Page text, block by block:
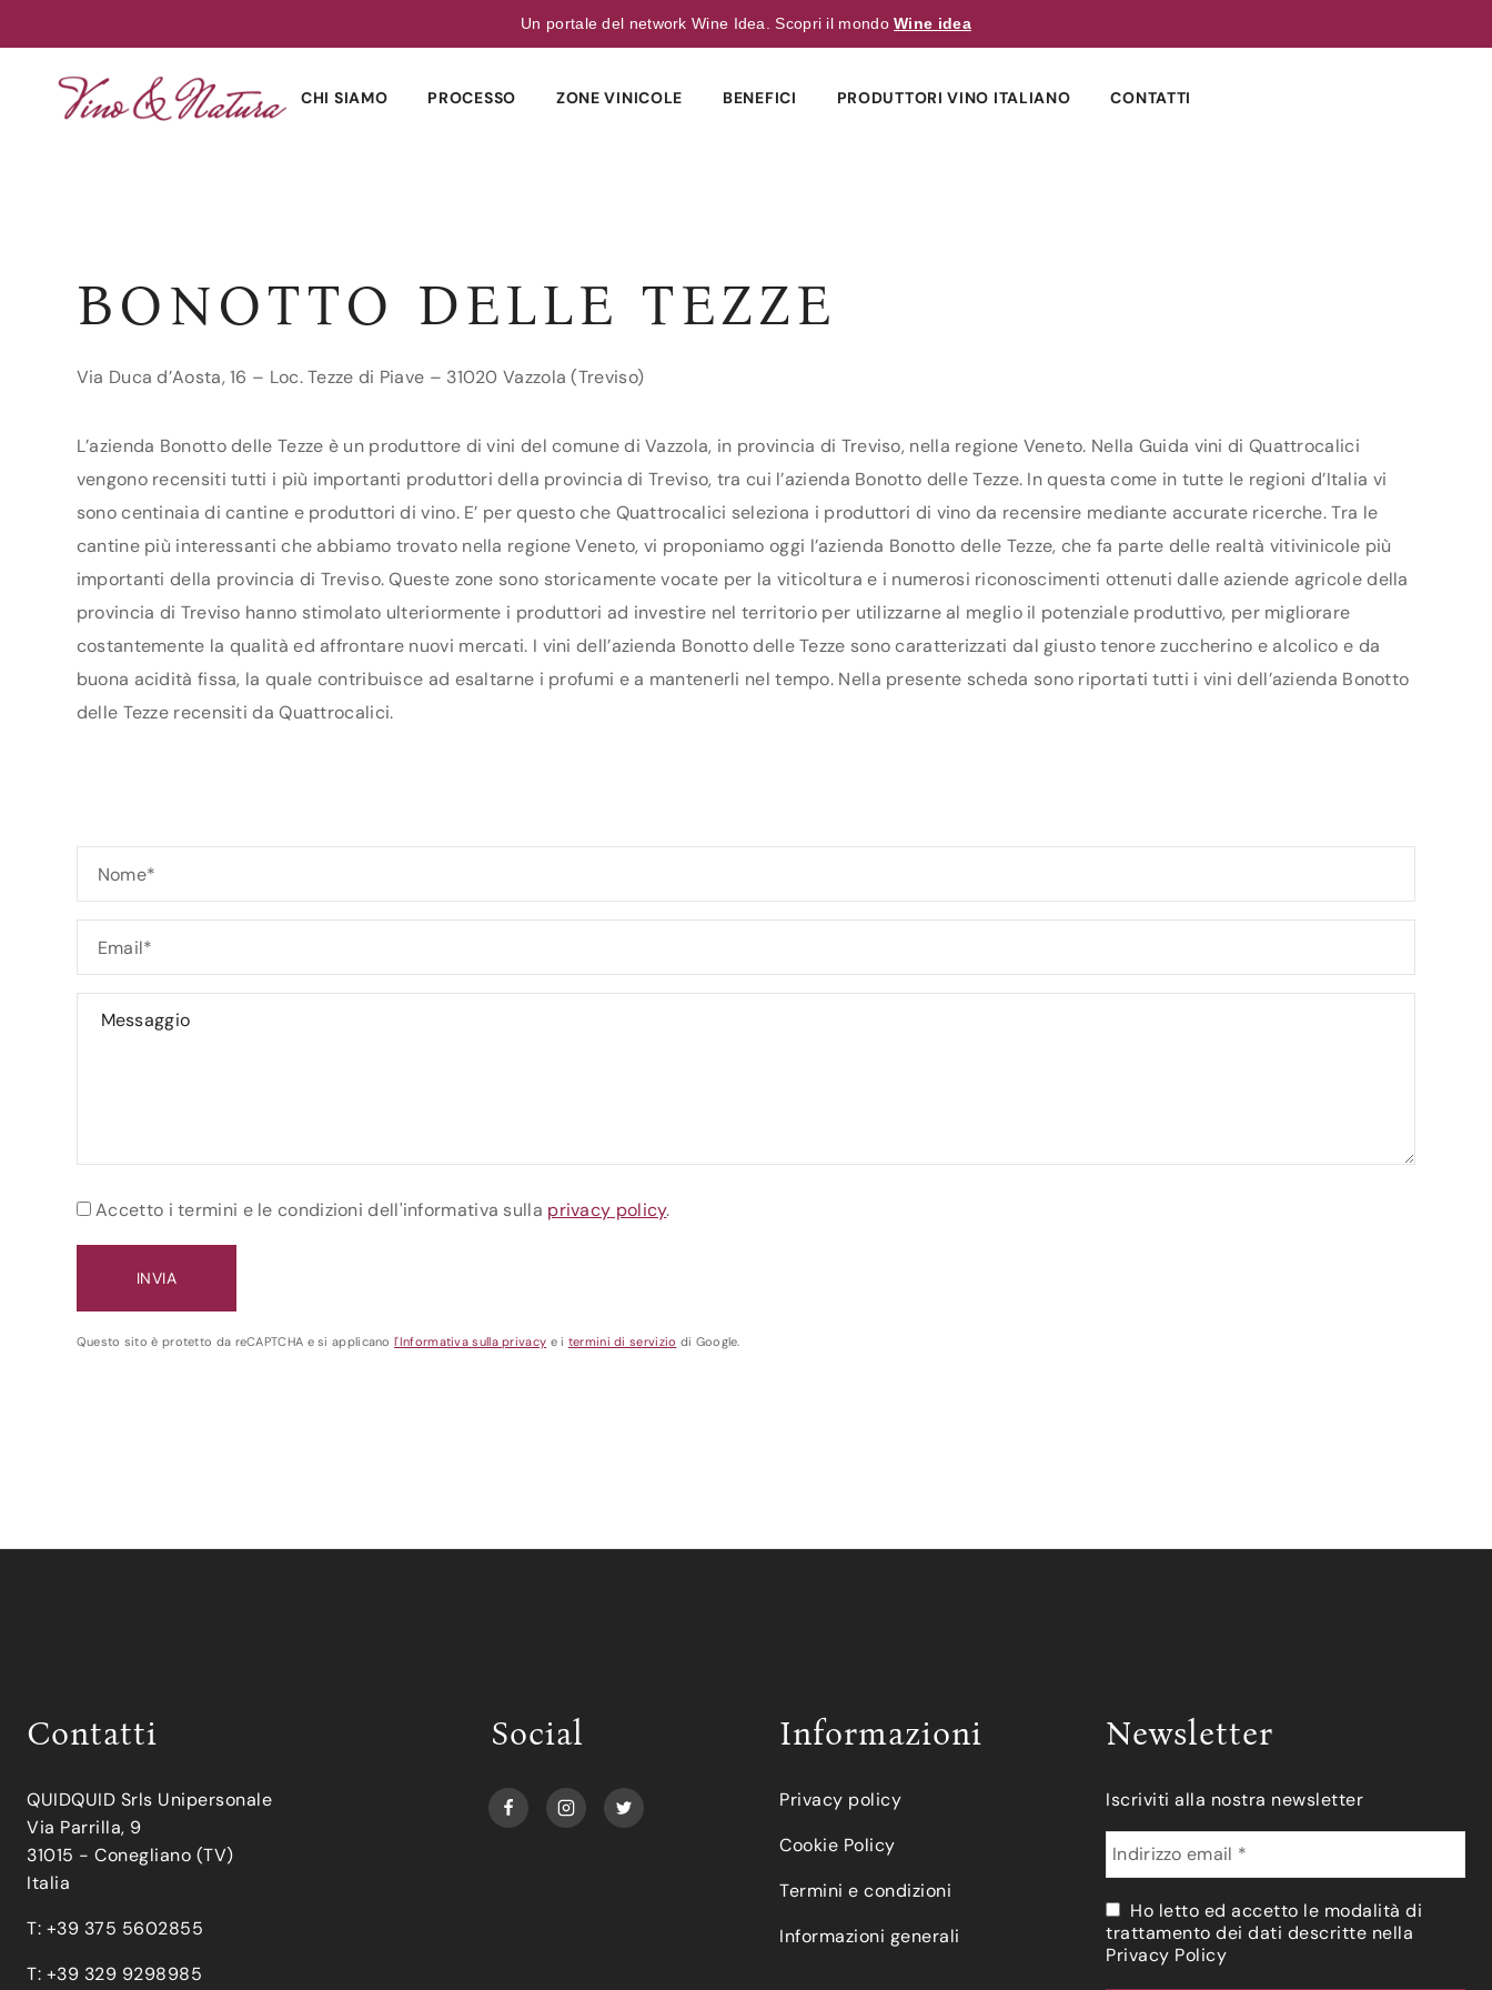
Un portale del network Wine Idea. Scopri il mondoWine idea
CHI SIAMO PROCESSO ZONE VINICOLE BENEFICI PRODUTTORI VINO ITALIANO CONTATTI
BONOTTO DELLE TEZZE
Via Duca d’Aosta, 16 – Loc. Tezze di Piave – 31020 Vazzola (Treviso)
L’azienda Bonotto delle Tezze è un produttore di vini del comune di Vazzola, in provincia di Treviso, nella regione Veneto. Nella Guida vini di Quattrocalici
vengono recensiti tutti i più importanti produttori della provincia di Treviso, tra cui l’azienda Bonotto delle Tezze. In questa come in tutte le regioni d’Italia vi
sono centinaia di cantine e produttori di vino. E’ per questo che Quattrocalici seleziona i produttori di vino da recensire mediante accurate ricerche. Tra le
cantine più interessanti che abbiamo trovato nella regione Veneto, vi proponiamo oggi l’azienda Bonotto delle Tezze, che fa parte delle realtà vitivinicole più
importanti della provincia di Treviso. Queste zone sono storicamente vocate per la viticoltura e i numerosi riconoscimenti ottenuti dalle aziende agricole della
provincia di Treviso hanno stimolato ulteriormente i produttori ad investire nel territorio per utilizzarne al meglio il potenziale produttivo, per migliorare
costantemente la qualità ed affrontare nuovi mercati. I vini dell’azienda Bonotto delle Tezze sono caratterizzati dal giusto tenore zuccherino e alcolico e da
buona acidità fissa, la quale contribuisce ad esaltarne i profumi e a mantenerli nel tempo. Nella presente scheda sono riportati tutti i vini dell’azienda Bonotto
delle Tezze recensiti da Quattrocalici.
Accetto i termini e le condizioni dell'informativa sulla privacy policy.
Questo sito è protetto da reCAPTCHA e si applicanol'Informativa sulla privacy e i termini di servizio di Google.
Contatti
QUIDQUID Srls Unipersonale
Via Parrilla, 9
31015 - Conegliano (TV)
Italia
T: +39 375 5602855
T: +39 329 9298985
Social Informazioni
Privacy policy
Cookie Policy
Termini e condizioni
Informazioni generali
Newsletter
Iscriviti alla nostra newsletter
Ho letto ed accetto le modalità di
trattamento dei dati descritte nella
Privacy Policy